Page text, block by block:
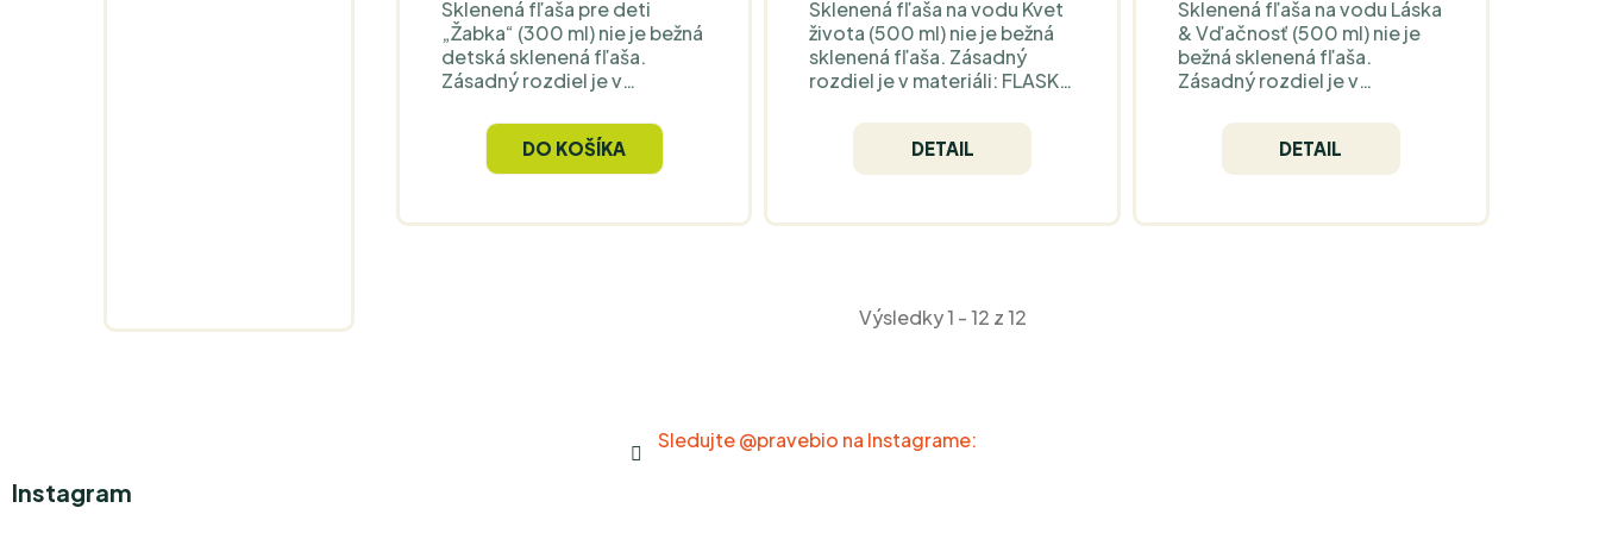
Sklenená fľaša pre deti
„Žabka“ (300 ml) nie je bežná
detská sklenená fľaša.
Zásadný rozdiel je v
patentovanom
„programovanom“ skle TPS,
ktoré má podľa výrobcu
minút „revitalizovať“. Ľudia v
školy alebo na výlety a je
unisex pre chlapcov aj
DO KOŠÍKA
Sklenená fľaša na vodu Kvet
života (500 ml) nie je bežná
sklenená fľaša. Zásadný
rozdiel je v materiáli: FLASKA
technológiu
„programovaného“ skla
Glass & Vibe, ktorú výrobca
vody počas niekoľkých
jemnejšiu, vyváženejšiu chuť
Korkový obal zlepšuje úchop
DETAIL
Sklenená fľaša na vodu Láska
& Vďačnosť (500 ml) nie je
bežná sklenená fľaša.
Zásadný rozdiel je v
technológiu
„programovaného“ skla
Glass & Vibe, ktorú výrobca
„vyladenej“ vody (odporúča
DETAIL
Výsledky 1 - 12 z 12
Sledujte @pravebio na Instagrame:
Instagram